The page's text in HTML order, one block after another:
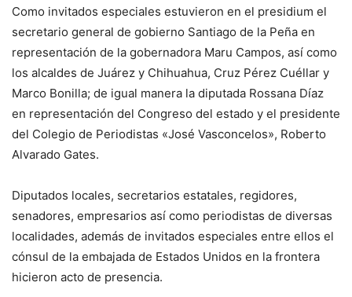
Como invitados especiales estuvieron en el presidium el
secretario general de gobierno Santiago de la Peña en
representación de la gobernadora Maru Campos, así como
los alcaldes de Juárez y Chihuahua, Cruz Pérez Cuéllar y
Marco Bonilla; de igual manera la diputada Rossana Díaz
en representación del Congreso del estado y el presidente
del Colegio de Periodistas «José Vasconcelos», Roberto
Alvarado Gates.
Diputados locales, secretarios estatales, regidores,
senadores, empresarios así como periodistas de diversas
localidades, además de invitados especiales entre ellos el
cónsul de la embajada de Estados Unidos en la frontera
hicieron acto de presencia.